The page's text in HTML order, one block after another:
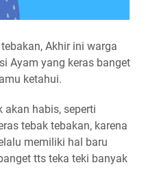
Akhir ini warga
Ayam yang keras banget
ketahui.
akan habis, seperti
tebak tebakan, karena
memiliki hal baru
tts teka teki banyak